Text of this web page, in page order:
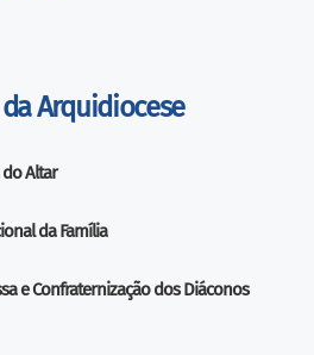
Arquidiocese
Altar
da Família
e Confraternização dos Diáconos